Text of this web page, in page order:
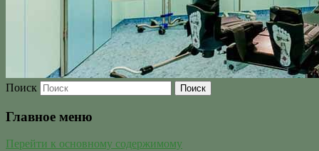
Поиск
Главное меню
Перейти к основному содержимому